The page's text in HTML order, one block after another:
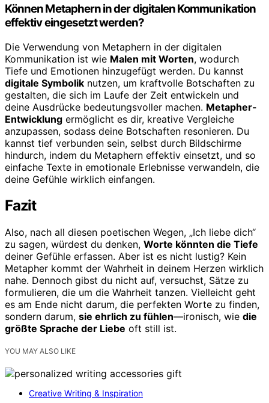
Können Metaphern in der digitalen Kommunikation
effektiv eingesetzt werden?
Die Verwendung von Metaphern in der digitalen
Kommunikation ist wie Malen mit Worten, wodurch
Tiefe und Emotionen hinzugefügt werden. Du kannst
digitale Symbolik nutzen, um kraftvolle Botschaften zu
gestalten, die sich im Laufe der Zeit entwickeln und
deine Ausdrücke bedeutungsvoller machen. Metapher-
Entwicklung ermöglicht es dir, kreative Vergleiche
anzupassen, sodass deine Botschaften resonieren. Du
kannst tief verbunden sein, selbst durch Bildschirme
hindurch, indem du Metaphern effektiv einsetzt, und so
einfache Texte in emotionale Erlebnisse verwandeln, die
deine Gefühle wirklich einfangen.
Fazit
Also, nach all diesen poetischen Wegen, „Ich liebe dich“
zu sagen, würdest du denken, Worte könnten die Tiefe
deiner Gefühle erfassen. Aber ist es nicht lustig? Kein
Metapher kommt der Wahrheit in deinem Herzen wirklich
nahe. Dennoch gibst du nicht auf, versuchst, Sätze zu
formulieren, die um die Wahrheit tanzen. Vielleicht geht
es am Ende nicht darum, die perfekten Worte zu finden,
sondern darum, sie ehrlich zu fühlen—ironisch, wie die
größte Sprache der Liebe oft still ist.
YOU MAY ALSO LIKE
Creative Writing & Inspiration